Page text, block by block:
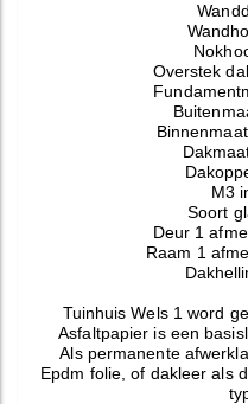
Overstek
M3
Soort
Deur 1
Raam 1
Tuinhuis Wels 1 word
Asfaltpapier is een
Als permanente
Epdm folie, of dakleer als